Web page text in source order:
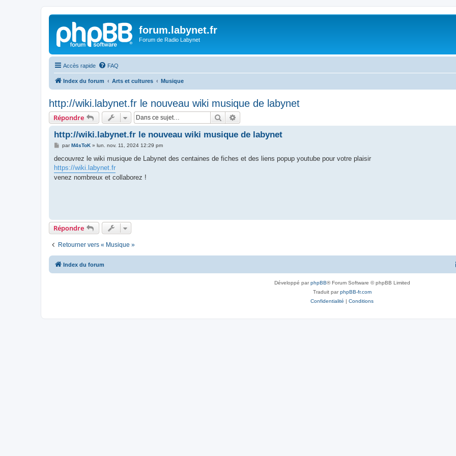
forum.labynet.fr
Forum de Radio Labynet
Accès rapide FAQ
Index du forum Arts et cultures Musique
http://wiki.labynet.fr le nouveau wiki musique de labynet
Répondre Rechercher
http://wiki.labynet.fr le nouveau wiki musique de labynet
M
s
a
g
e
parM4sToK» lun. nov. 11, 2024 12:29 pm
decouvrez le wiki musique de Labynet des centaines de fiches et des liens popup youtube pour votre plaisir
https://wiki.labynet.fr
venez nombreux et collaborez !
Répondre
Retourner vers « Musique »
Index du forum
Développé parphpBB® Forum Software © phpBB Limited
Traduit parphpBB-fr.com
Confidentialité | Conditions